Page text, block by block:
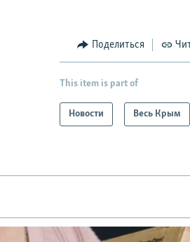
Поделиться
This item is part of
Новости Весь Крым